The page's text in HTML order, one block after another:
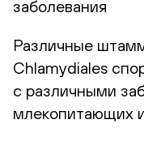
заболевания
Различные
Chlamydiales
с различными
млекопитающих